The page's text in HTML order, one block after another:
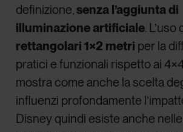
definizione,senza l’aggiunta di
illuminazione artificiale. L’uso
rettangolari 1×2 metri per la
pratici e funzionali rispetto ai
mostra come anche la scelta
influenzi profondamente
Disney quindi esiste anche